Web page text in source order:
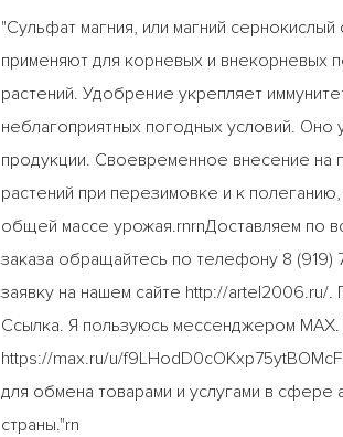
"Сульфат магния, или магний
применяют для корневых и
растений. Удобрение укрепляет
неблагоприятных погодных условий. Оно
продукции. Своевременное внесение на
растений при перезимовке и к
общей массе урожая.rnrnДоставляем по
заказа обращайтесь по телефону 8
заявку на нашем сайте http://artel2006.ru/.
Ссылка. Я пользуюсь мессенджером
https://max.ru/u/
для обмена товарами и услугами в
страны."rn